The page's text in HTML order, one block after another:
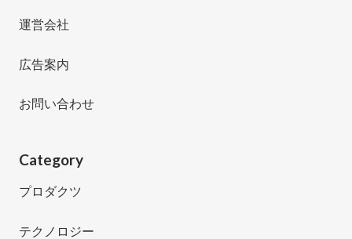
運営会社
広告案内
お問い合わせ
Category
プロダクツ
テクノロジー